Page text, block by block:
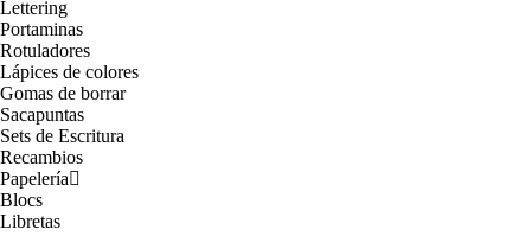
Lettering
Portaminas
Rotuladores
Lápices de colores
Gomas de borrar
Sacapuntas
Sets de Escritura
Recambios
Papelería
Blocs
Libretas